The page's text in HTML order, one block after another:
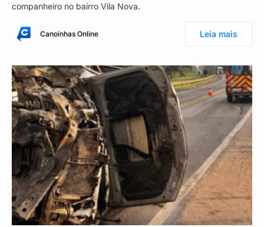
companheiro no bairro Vila Nova.
Canoinhas Online Leia mais